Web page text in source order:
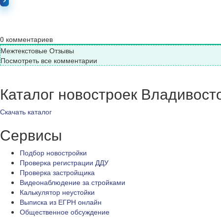
0 комментариев
Межтекстовые Отзывы
Посмотреть все комментарии
Каталог новостроек
Скачать каталог
Сервисы
Подбор новостройки
Проверка регистрации ДДУ
Проверка застройщика
Видеонаблюдение за стройками
Калькулятор неустойки
Выписка из ЕГРН онлайн
Общественное обсуждение